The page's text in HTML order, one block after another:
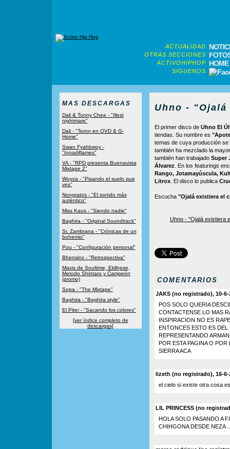
ACTUALIDAD
OTRAS SECCIONES
ACTIVOHIPHOP HOME
SIGUENOS
MAS DESCARGAS
Dali & Tonny Chee - "Illest
nightmare"
Dali - "Terror en OVD & G-
Home"
Swan Fyahbwoy -
"Innadiflames"
VA - "RPD presenta Buenavista
Mixtape 2"
Woyza - "Pisando el suelo que
ves"
Nongratos - "El sonido más
auténtico"
Miss Kaos - "Siendo nadie"
Baghira - "Original Soundtrack"
Sr. Zambrana - "Crónicas de un
bohemio"
Pou - "Configuración personal"
Bhensinz - "Retrospectiva"
Maxis de Soultime, Eklihpse,
Metodo Shintaro y Campeón
(promo)
Sopa - "The Mixtape"
Baghira - "Baghira style"
El Piter - "Sacando los colores"
[ver índice completo de
descargas]
Uhno -
El primer disco de Uhno El
tiendas. Su nombre es
temas de cuya producción se
también ha mezclado la
también han trabajado Super
Álvarez . En los featurings
Rango, Jotamayúscula,
Litrox. El disco lo publica
Escucha "Ojalá existiera el
Uhno - "Ojalá existiera
COMENTARIOS
JAKS (no registrado), 10-6-
POS SOLO QUERIA
CONTACTENSE LO MAS
INSPIRACION NO ES
ENTONCES ESTO ES
REPRESENTANDO
POR ESTA PAGINA O
SIERRA ACA
lizeth (no registrado), 16-6-
el cielo si existe otra cosa
LIL PRINCESS (no
HOLA SOLO PASANDO A
CHIHGONA DESDE NEZA